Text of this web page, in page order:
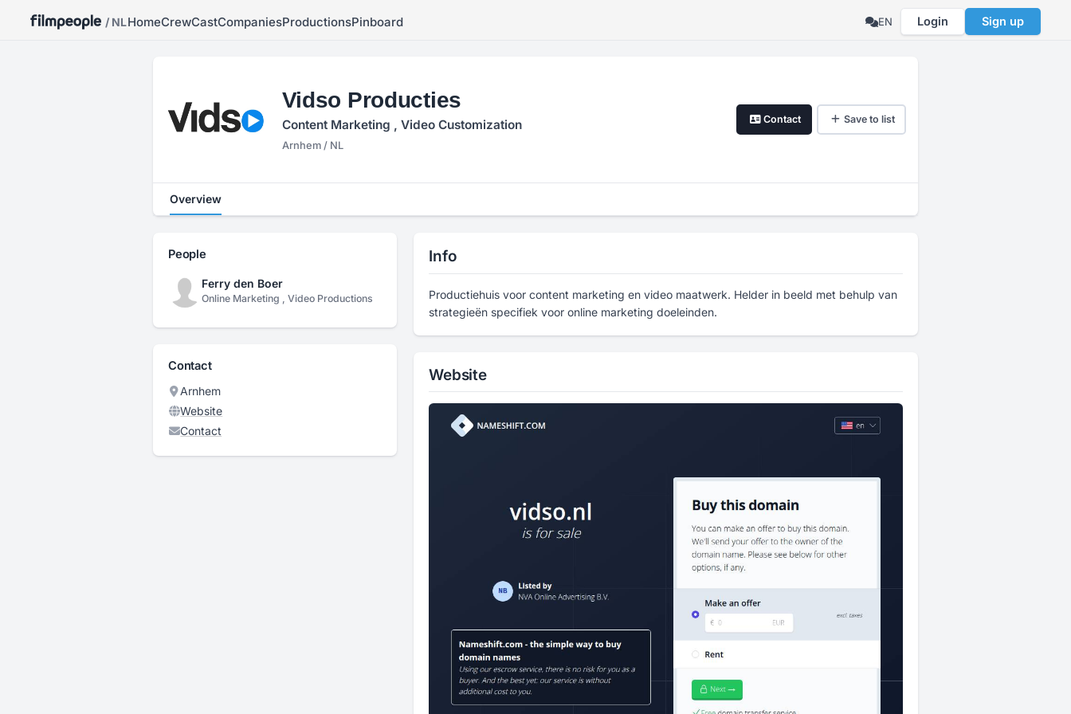
/ NLHomeCrewCastCompaniesProductionsPinboard EN Login Sign up
Vidso Producties
Content Marketing , Video Customization
Arnhem / NL
Contact Save to list
Overview
People
Ferry den Boer
Online Marketing , Video Productions
Contact
Arnhem
Website
Contact
Info
Productiehuis voor content marketing en video maatwerk. Helder in beeld met behulp van
strategieën specifiek voor online marketing doeleinden.
Website